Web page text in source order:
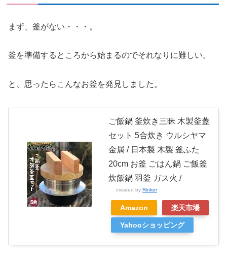
まず、釜がない・・・。
釜を準備するところから始まるのでそれなりに難しい。
と、思ったらこんなお釜を発見しました。
ご飯鍋 釜炊き三昧 木製釜蓋
セット 5合炊き ウルシヤマ
金属 / 日本製 木製 釜ふた
20cm お釜 ごはん鍋 ご飯釜
炊飯鍋 羽釜 ガス火 /
created by Rinker
Amazon 楽天市場
Yahooショッピング